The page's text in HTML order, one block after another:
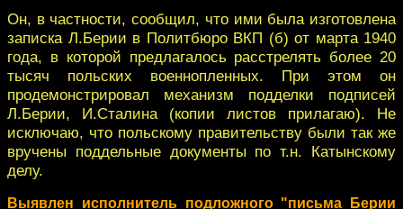
Он, в частности, сообщил, что ими была изготовлена
записка Л.Берии в Политбюро ВКП (б) от марта 1940
года, в которой предлагалось расстрелять более 20
тысяч польских военнопленных. При этом он
продемонстрировал механизм подделки подписей
Л.Берии, И.Сталина (копии листов прилагаю). Не
исключаю, что польскому правительству были так же
вручены поддельные документы по т.н. Катынскому
делу.
Выявлен исполнитель подложного "письма Берии